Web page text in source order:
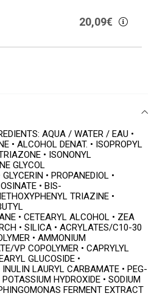
20,09€
AQUA / WATER / EAU •
• ALCOHOL DENAT. • ISOPROPYL
• ISONONYL
GLYCOL
• PROPANEDIOL •
• BIS-
TRIAZINE •
• CETEARYL ALCOHOL • ZEA
• SILICA • ACRYLATES/C10-30
• AMMONIUM
VP COPOLYMER • CAPRYLYL
GLUCOSIDE •
INULIN LAURYL CARBAMATE • PEG-
HYDROXIDE • SODIUM
FERMENT EXTRACT